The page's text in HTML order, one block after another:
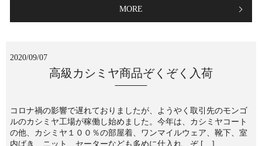
MORE
2020/09/07
高級カシミヤ商品ぞくぞく入荷
コロナ禍の影響で遅れておりましたが、ようやく取引先のモンゴ
ルのカシミヤ工場が稼働し始めました。今年は、カシミヤコート
の他、カシミヤ１００％の部屋着、ワンマイルウェア、靴下、室
内ばき、ニット、セーターなども多めに仕入れ、ぞ […]